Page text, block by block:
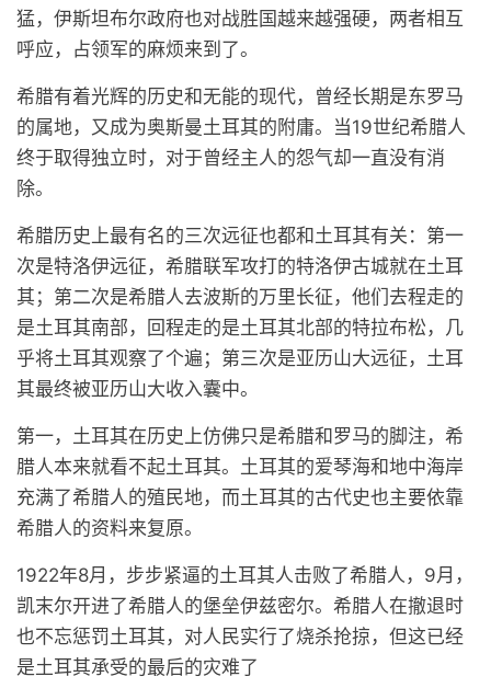
猛，伊斯坦布尔政府也对战胜国越来越强硬，两者相互
呼应，占领军的麻烦来到了。
希腊有着光辉的历史和无能的现代，曾经长期是东罗马
的属地，又成为奥斯曼土耳其的附庸。当19世纪希腊人
终于取得独立时，对于曾经主人的怨气却一直没有消
除。
希腊历史上最有名的三次远征也都和土耳其有关：第一
次是特洛伊远征，希腊联军攻打的特洛伊古城就在土耳
其；第二次是希腊人去波斯的万里长征，他们去程走的
是土耳其南部，回程走的是土耳其北部的特拉布松，几
乎将土耳其观察了个遍；第三次是亚历山大远征，土耳
其最终被亚历山大收入囊中。
第一，土耳其在历史上仿佛只是希腊和罗马的脚注，希
腊人本来就看不起土耳其。土耳其的爱琴海和地中海岸
充满了希腊人的殖民地，而土耳其的古代史也主要依靠
希腊人的资料来复原。
1922年8月，步步紧逼的土耳其人击败了希腊人，9月，
凯末尔开进了希腊人的堡垒伊兹密尔。希腊人在撤退时
也不忘惩罚土耳其，对人民实行了烧杀抢掠，但这已经
是土耳其承受的最后的灾难了